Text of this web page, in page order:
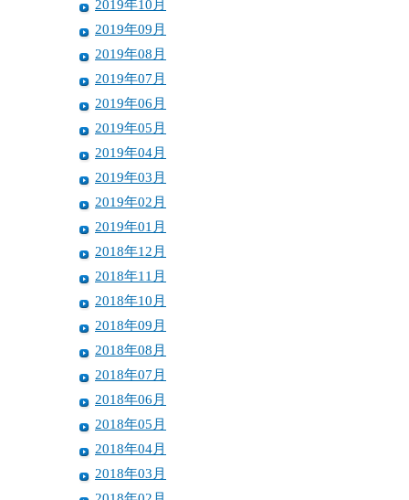
2019年10月
2019年09月
2019年08月
2019年07月
2019年06月
2019年05月
2019年04月
2019年03月
2019年02月
2019年01月
2018年12月
2018年11月
2018年10月
2018年09月
2018年08月
2018年07月
2018年06月
2018年05月
2018年04月
2018年03月